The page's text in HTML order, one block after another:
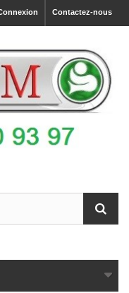
Contactez-nous